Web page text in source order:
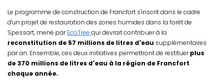
Le programme de construction de Francfort s'inscrit dans le cadre
d'un projet de restauration des zones humides dans la forêt de
Spessart, mené parEcoTree qui devrait contribuer à la
reconstitution de 57 millions de litres d'eau supplémentaires
par an. Ensemble, ces deux initiatives permettront de restituerplus
de 370 millions de litres d'eau à la région de Francfort
chaque année.